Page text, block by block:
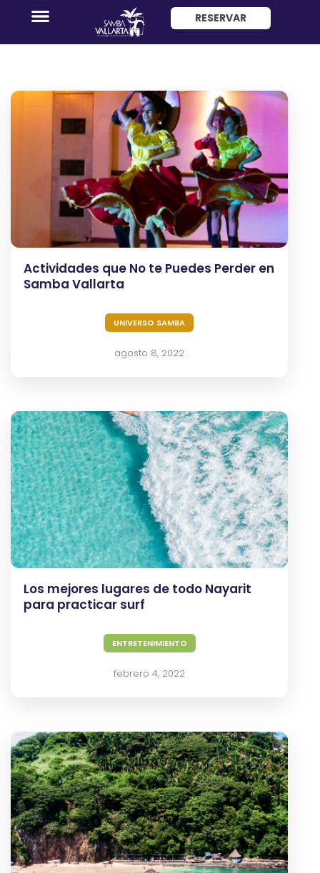
Promociones
Habitaciones
Paquete
Hotel
+
Avión
Restaurantes
Experiencias
Preguntas
Frecuentes
Contacto
Blog
ENG
RESERVAR
Viaja México
Actividades que No te Puedes Perder en
Samba Vallarta
UNIVERSO SAMBA
agosto 8, 2022
Los mejores lugares de todo Nayarit
para practicar surf
ENTRETENIMIENTO
febrero 4, 2022